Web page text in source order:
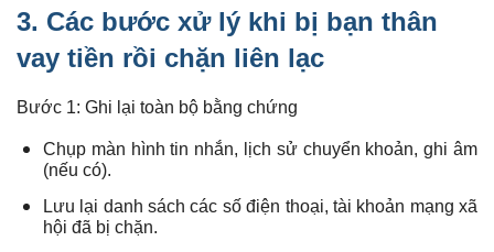
3. Các bước xử lý khi bị bạn thân
vay tiền rồi chặn liên lạc
Bước 1: Ghi lại toàn bộ bằng chứng
Chụp màn hình tin nhắn, lịch sử chuyển khoản, ghi âm
(nếu có).
Lưu lại danh sách các số điện thoại, tài khoản mạng xã
hội đã bị chặn.